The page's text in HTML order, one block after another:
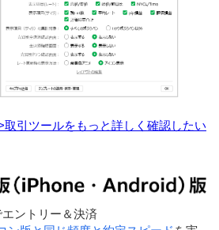
取引ツールをもっと詳しく確認したい
エントリー＆決済